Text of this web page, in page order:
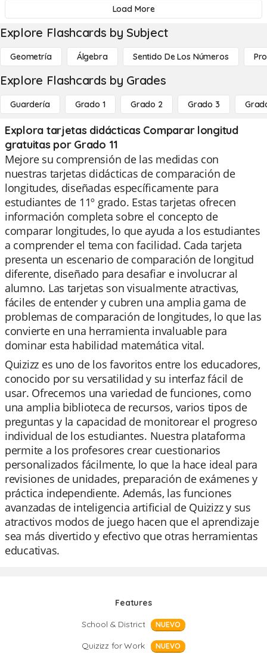
Load More
Explore Flashcards by Subject
Geometría Álgebra Sentido De Los Números
Explore Flashcards by Grades
Guardería Grado 1 Grado 2 Grado 3
Explora tarjetas didácticas Comparar longitud
gratuitas por Grado 11
Mejore su comprensión de las medidas con
nuestras tarjetas didácticas de comparación de
longitudes, diseñadas específicamente para
estudiantes de 11º grado. Estas tarjetas ofrecen
información completa sobre el concepto de
comparar longitudes, lo que ayuda a los estudiantes
a comprender el tema con facilidad. Cada tarjeta
presenta un escenario de comparación de longitud
diferente, diseñado para desafiar e involucrar al
alumno. Las tarjetas son visualmente atractivas,
fáciles de entender y cubren una amplia gama de
problemas de comparación de longitudes, lo que las
convierte en una herramienta invaluable para
dominar esta habilidad matemática vital.
Quizizz es uno de los favoritos entre los educadores,
conocido por su versatilidad y su interfaz fácil de
usar. Ofrecemos una variedad de funciones, como
una amplia biblioteca de recursos, varios tipos de
preguntas y la capacidad de monitorear el progreso
individual de los estudiantes. Nuestra plataforma
permite a los profesores crear cuestionarios
personalizados fácilmente, lo que la hace ideal para
revisiones de unidades, preparación de exámenes y
práctica independiente. Además, las funciones
avanzadas de inteligencia artificial de Quizizz y sus
atractivos modos de juego hacen que el aprendizaje
sea más divertido y efectivo que otras herramientas
educativas.
Features
School & District
NUEVO
Quizizz for Work NUEVO